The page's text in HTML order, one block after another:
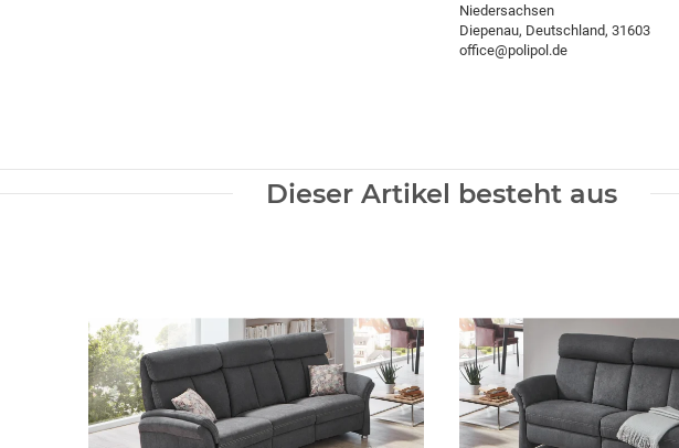
Niedersachsen
Diepenau, Deutschland, 31603
office@polipol.de
Dieser Artikel besteht aus